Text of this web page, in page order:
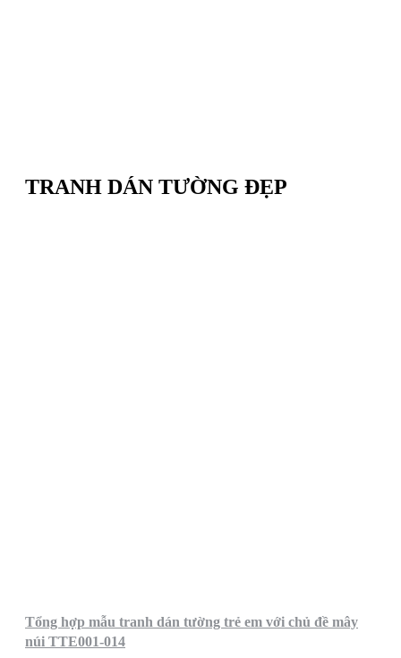
TRANH DÁN TƯỜNG ĐẸP
Tổng hợp mẫu tranh dán tường trẻ em với chủ đề mây
núi TTE001-014